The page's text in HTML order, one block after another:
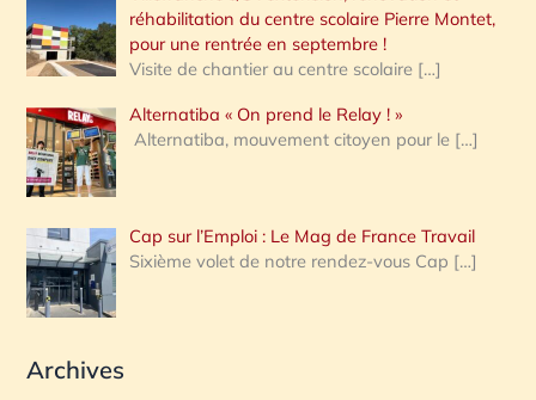
réhabilitation du centre scolaire Pierre Montet,
pour une rentrée en septembre !
Visite de chantier au centre scolaire […]
Alternatiba « On prend le Relay ! »
Alternatiba, mouvement citoyen pour le […]
Cap sur l’Emploi : Le Mag de France Travail
Sixième volet de notre rendez-vous Cap […]
Archives